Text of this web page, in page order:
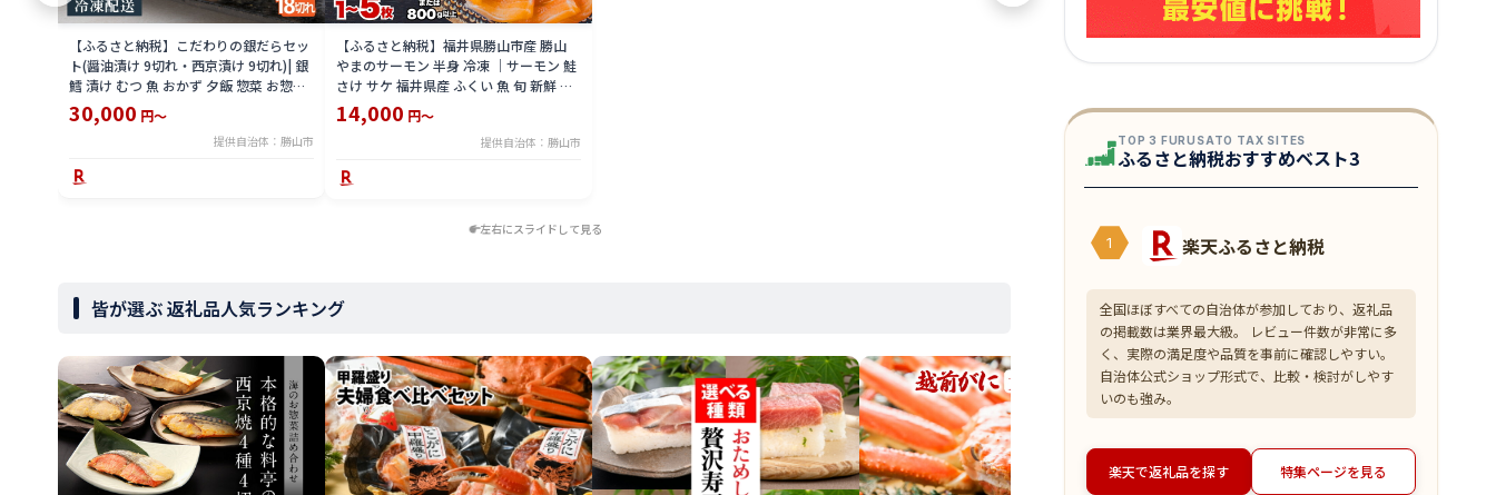
【ふるさと納税】こだわりの銀だらセッ
ト(醤油漬け 9切れ・西京漬け 9切れ)| 銀
鱈 漬け むつ 魚 おかず 夕飯 惣菜 お惣菜
おつまみ ご飯のお供
30,000 円～
提供自治体：勝山市
【ふるさと納税】福井県勝山市産 勝山
やまのサーモン 半身 冷凍 ｜サーモン 鮭
さけ サケ 福井県産 ふくい 魚 旬 新鮮 活
〆 海鮮 魚介
14,000 円～
提供自治体：勝山市
左右にスライドして見る
皆が選ぶ 返礼品人気ランキング
TOP 3 FURUSATO TAX SITES
ふるさと納税おすすめベスト3
1 楽天ふるさと納税
全国ほぼすべての自治体が参加しており、返礼品
の掲載数は業界最大級。 レビュー件数が非常に多
く、実際の満足度や品質を事前に確認しやすい。
自治体公式ショップ形式で、比較・検討がしやす
いのも強み。
楽天で返礼品を探す 特集ページを見る